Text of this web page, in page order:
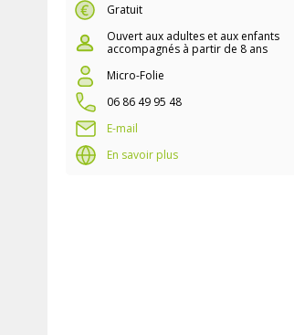
Gratuit
Ouvert aux adultes et aux enfants
accompagnés à partir de 8 ans
Micro-Folie
06 86 49 95 48
E-mail
En savoir plus